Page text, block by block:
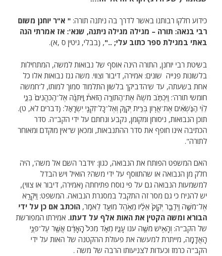
כידוע חלקו רבותנו באשר לדרך בה ניתנה תורה: " א"ר יוחנן משום
רבי בנאה: תורה – מגילה מגילה ניתנה, שנא': אז אמרתי הנה
באתי במגילת ספר כתוב עלי; ..", (בבלי, גיטין ס ,א).
בשיטת רבי יוחנן, התורה הינה אוסף של נבואות למשה, המתחילות
בלשונות פנייה שונים: אמירה, דיבור וצווי. משה גנז נבואות אלו כל
אחת בשעתה, עד ש'הדביקן' בלשון התלמוד סמוך למותו, ל'חמשה
חומשי תורה': וַיִּכְתֹּ֣ב מֹשֶׁה֘ אֶת־הַתּוֹרָ֣ה הַזֹּאת֒ וַֽיִּתְּנָ֗הּ אֶל־הַכֹּהֲנִים֙ בְּנֵ֣י
לֵוִ֔י הַנֹּ֣שְׂאִ֔ים אֶת־אֲר֖וֹן בְּרִ֣ית יְקֹוָ֑ק וְאֶל־כָּל־זִקְנֵ֖י יִשְׂרָאֵֽל: (דברים לא, ט).
תוכן הנבואות, ניסוחן ומקומן, נקבע ונחתם על ידי הקב"ה. סדר
הכתיבה אינו חופף את סדר ההתנבאות, ומכאן ש"אין מוקדם ומאוחר
לתורה".
האם המשפט הפותח את הנבואה, כגון: 'וידבר השם אל משה', היה
חלק מן הנבואה או שהתווסף על ידי משה? הואיל ויש הבדל
למשמעות הנבואה גם על פי נוסח פתיחתה (אמירה, דיבור או צווי),
יש להניח כי גם מסר זה התקבל במסגרת הנבואה. המשפט: וַיִּקְרָ֖א
אֶל־מֹשֶׁ֑ה וַיְדַבֵּ֤ר יְקֹוָק֙ אֵלָ֔יו מֵאֹ֥הֶל מוֹעֵ֖ד לֵאמֹֽר, הוכתב אם כן על ידי
הבורא ומשה הקטין את האות אלף על דעתו. אמירתו המפורשת
של הקב"ה: וְהָאִ֥ישׁ מֹשֶׁ֖ה ענו עָנָ֣יו מְאֹ֑ד מִכֹּל֙ הָֽאָדָ֔ם אֲשֶׁ֖ר עַל־פְּנֵ֥י
הָאֲדָמָֽה, מייתרת למעשה את פעולת ההקטנה של האות על ידי
הקב"ה כרמז וכעדות לצניעותו הרבה של משה .